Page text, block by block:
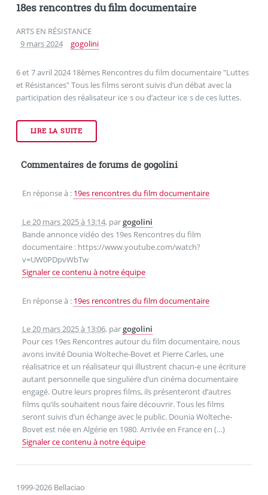
18es rencontres du film documentaire
ARTS EN RÉSISTANCE
9 mars 2024
gogolini
6 et 7 avril 2024 18èmes Rencontres du film documentaire "Luttes
et Résistances" Tous les films seront suivis d’un débat avec la
participation des réalisateurˑiceˑs ou d’acteurˑiceˑs de ces luttes.
LIRE LA SUITE
Commentaires de forums de gogolini
En réponse à : 19es rencontres du film documentaire
Le 20 mars 2025 à 13:14, pargogolini
Bande annonce vidéo des 19es Rencontres du film
documentaire : https://www.youtube.com/watch?
v=UW0PDpvWbTw
Signaler ce contenu à notre équipe
En réponse à : 19es rencontres du film documentaire
Le 20 mars 2025 à 13:06, pargogolini
Pour ces 19es Rencontres autour du film documentaire, nous
avons invité Dounia Wolteche-Bovet et Pierre Carles, une
réalisatrice et un réalisateur qui illustrent chacun-e une écriture
autant personnelle que singulière d’un cinéma documentaire
engagé. Outre leurs propres films, ils présenteront d’autres
films qu’ils souhaitent nous faire découvrir. Tous les films
seront suivis d’un échange avec le public. Dounia Wolteche-
Bovet est née en Algérie en 1980. Arrivée en France en (…)
Signaler ce contenu à notre équipe
1999-2026 Bellaciao